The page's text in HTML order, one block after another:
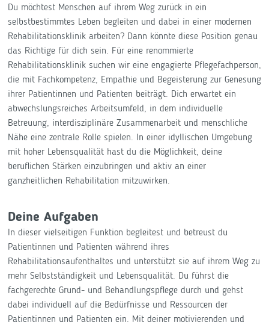
Du möchtest Menschen auf ihrem Weg zurück in ein
selbstbestimmtes Leben begleiten und dabei in einer modernen
Rehabilitationsklinik arbeiten? Dann könnte diese Position genau
das Richtige für dich sein. Für eine renommierte
Rehabilitationsklinik suchen wir eine engagierte Pflegefachperson,
die mit Fachkompetenz, Empathie und Begeisterung zur Genesung
ihrer Patientinnen und Patienten beiträgt. Dich erwartet ein
abwechslungsreiches Arbeitsumfeld, in dem individuelle
Betreuung, interdisziplinäre Zusammenarbeit und menschliche
Nähe eine zentrale Rolle spielen. In einer idyllischen Umgebung
mit hoher Lebensqualität hast du die Möglichkeit, deine
beruflichen Stärken einzubringen und aktiv an einer
ganzheitlichen Rehabilitation mitzuwirken.
Deine Aufgaben
In dieser vielseitigen Funktion begleitest und betreust du
Patientinnen und Patienten während ihres
Rehabilitationsaufenthaltes und unterstützt sie auf ihrem Weg zu
mehr Selbstständigkeit und Lebensqualität. Du führst die
fachgerechte Grund- und Behandlungspflege durch und gehst
dabei individuell auf die Bedürfnisse und Ressourcen der
Patientinnen und Patienten ein. Mit deiner motivierenden und